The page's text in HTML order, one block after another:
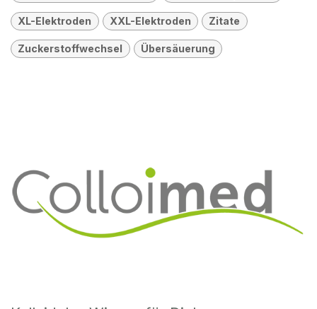
XL-Elektroden XXL-Elektroden Zitate
Zuckerstoffwechsel Übersäuerung